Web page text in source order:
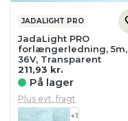
JADALIGHT PRO
JadaLight PRO
forlængerledning, 5m,
36V, Transparent
211,93 kr.
På lager
Plus evt. fragt
+1